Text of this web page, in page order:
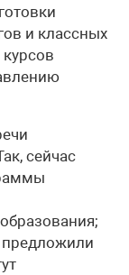
и классных
сейчас